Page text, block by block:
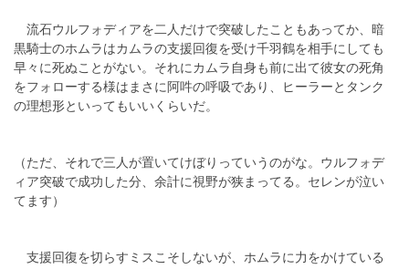
流石ウルフォディアを二人だけで突破したこともあってか、暗
黒騎士のホムラはカムラの支援回復を受け千羽鶴を相手にしても
早々に死ぬことがない。それにカムラ自身も前に出て彼女の死角
をフォローする様はまさに阿吽の呼吸であり、ヒーラーとタンク
の理想形といってもいいくらいだ。
（ただ、それで三人が置いてけぼりっていうのがな。ウルフォデ
ィア突破で成功した分、余計に視野が狭まってる。セレンが泣い
てます）
支援回復を切らすミスこそしないが、ホムラに力をかけている